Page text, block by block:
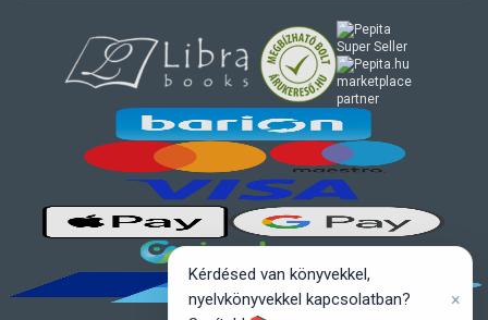
marketplace
partner
Kérdésed van könyvekkel,
nyelvkönyvekkel kapcsolatban?
×